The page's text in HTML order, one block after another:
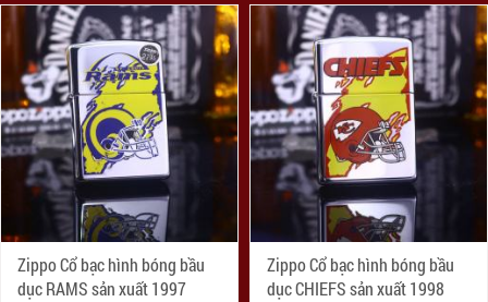
Zippo Cổ bạc hình bóng bầu
dục RAMS sản xuất 1997
Zippo Cổ bạc hình bóng bầu
dục CHIEFS sản xuất 1998